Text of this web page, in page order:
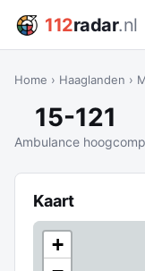
112radar.nl
Home › Haaglanden ›
15-121
Ambulance
Kaart
+